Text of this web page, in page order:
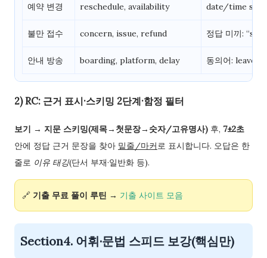
예약 변경 reschedule, availability date/time
불만 접수 concern, issue, refund 정답 미끼:
안내 방송 boarding, platform, delay 동의어: leave
2) RC: 근거 표시·스키밍 2단계·함정 필터
보기 → 지문 스키밍(제목→첫문장→숫자/고유명사) 후, 7±2초
안에 정답 근거 문장을 찾아 밑줄/마커 로 표시합니다. 오답은 한
줄로 이유 태깅(단서 부재·일반화 등).
🔗 기출 무료 풀이 루틴 → 기출 사이트 모음
Section4. 어휘·문법 스피드 보강(핵심만)